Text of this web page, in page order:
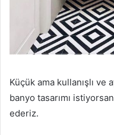
Küçük ama kullanışlı ve
banyo tasarımı
ederiz.